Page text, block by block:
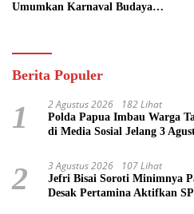
Umumkan Karnaval Budaya
Berita Populer
1 2 Agustus 2026 182 Lihat
Polda Papua Imbau Warga
di Media Sosial Jelang 3
2 3 Agustus 2026 107 Lihat
Jefri Bisai Soroti Minimnya
Desak Pertamina Aktifkan